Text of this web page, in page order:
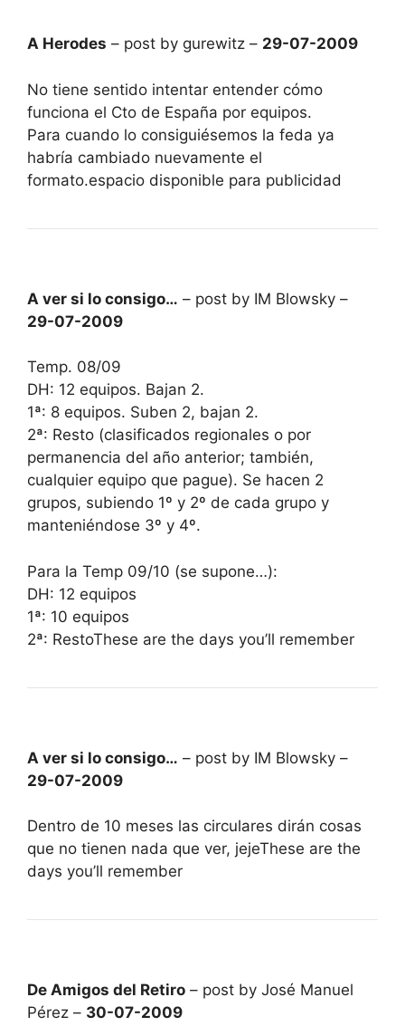
A Herodes – post by gurewitz – 29-07-2009
No tiene sentido intentar entender cómo
funciona el Cto de España por equipos.
Para cuando lo consiguiésemos la feda ya
habría cambiado nuevamente el
formato.espacio disponible para publicidad
A ver si lo consigo… – post by IM Blowsky –
29-07-2009
Temp. 08/09
DH: 12 equipos. Bajan 2.
1ª: 8 equipos. Suben 2, bajan 2.
2ª: Resto (clasificados regionales o por
permanencia del año anterior; también,
cualquier equipo que pague). Se hacen 2
grupos, subiendo 1º y 2º de cada grupo y
manteniéndose 3º y 4º.
Para la Temp 09/10 (se supone…):
DH: 12 equipos
1ª: 10 equipos
2ª: RestoThese are the days you’ll remember
A ver si lo consigo… – post by IM Blowsky –
29-07-2009
Dentro de 10 meses las circulares dirán cosas
que no tienen nada que ver, jejeThese are the
days you’ll remember
De Amigos del Retiro – post by José Manuel
Pérez – 30-07-2009